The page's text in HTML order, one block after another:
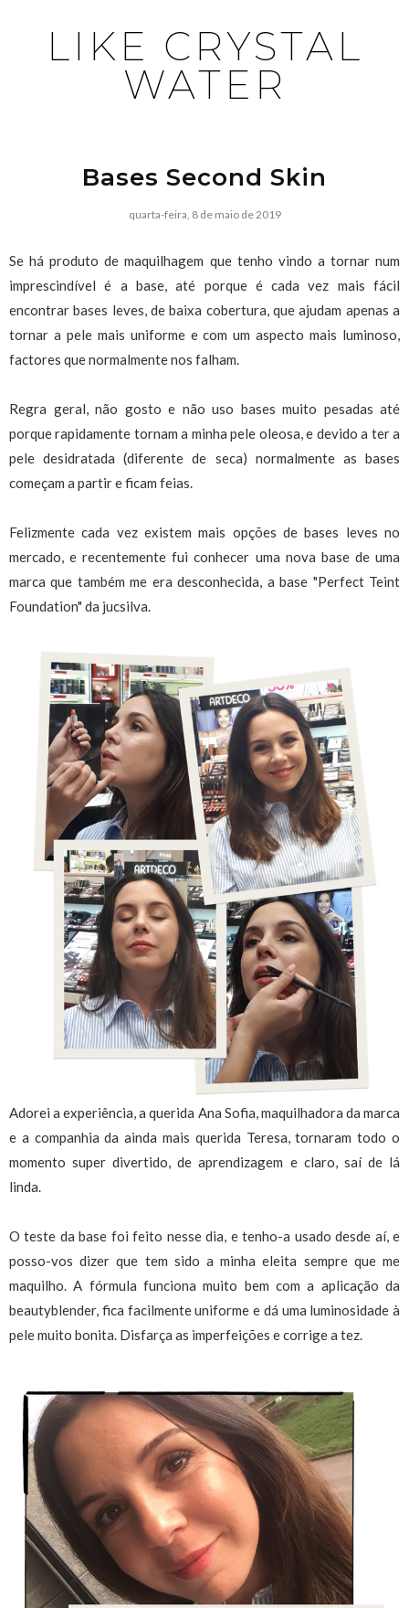
LIKE CRYSTAL
WATER
Bases Second Skin
quarta-feira, 8 de maio de 2019
Se há produto de maquilhagem que tenho vindo a tornar num
imprescindível é a base, até porque é cada vez mais fácil
encontrar bases leves, de baixa cobertura, que ajudam apenas a
tornar a pele mais uniforme e com um aspecto mais luminoso,
factores que normalmente nos falham.
Regra geral, não gosto e não uso bases muito pesadas até
porque rapidamente tornam a minha pele oleosa, e devido a ter a
pele desidratada (diferente de seca) normalmente as bases
começam a partir e ficam feias.
Felizmente cada vez existem mais opções de bases leves no
mercado, e recentemente fui conhecer uma nova base de uma
marca que também me era desconhecida, a base "Perfect Teint
Foundation" da jucsilva.
Adorei a experiência, a querida Ana Sofia, maquilhadora da marca
e a companhia da ainda mais querida Teresa, tornaram todo o
momento super divertido, de aprendizagem e claro, saí de lá
linda.
O teste da base foi feito nesse dia, e tenho-a usado desde aí, e
posso-vos dizer que tem sido a minha eleita sempre que me
maquilho. A fórmula funciona muito bem com a aplicação da
beautyblender, fica facilmente uniforme e dá uma luminosidade à
pele muito bonita. Disfarça as imperfeições e corrige a tez.